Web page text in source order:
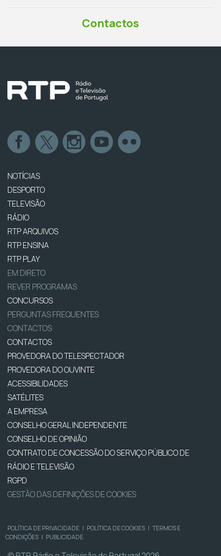
Contactos
NOTÍCIAS
DESPORTO
TELEVISÃO
RÁDIO
RTP ARQUIVOS
RTP ENSINA
RTP PLAY
EM DIRETO
REVER PROGRAMAS
CONCURSOS
PERGUNTAS FREQUENTES
CONTACTOS
CONTACTOS
PROVEDORA DO TELESPECTADOR
PROVEDORA DO OUVINTE
ACESSIBILIDADES
SATÉLITES
A EMPRESA
CONSELHO GERAL INDEPENDENTE
CONSELHO DE OPINIÃO
CONTRATO DE CONCESSÃO DO SERVIÇO PÚBLICO DE
RÁDIO E TELEVISÃO
RGPD
GESTÃO DAS DEFINIÇÕES DE COOKIES
POLÍTICA DE PRIVACIDADE | POLÍTICA DE COOKIES | TERMOS E
CONDIÇÕES | PUBLICIDADE